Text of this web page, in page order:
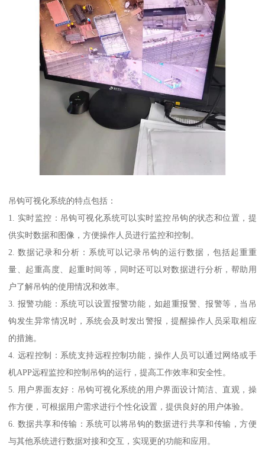
吊钩可视化系统的特点包括：
1. 实时监控：吊钩可视化系统可以实时监控吊钩的状态和位置，提
供实时数据和图像，方便操作人员进行监控和控制。
2. 数据记录和分析：系统可以记录吊钩的运行数据，包括起重重
量、起重高度、起重时间等，同时还可以对数据进行分析，帮助用
户了解吊钩的使用情况和效率。
3. 报警功能：系统可以设置报警功能，如超重报警、报警等，当吊
钩发生异常情况时，系统会及时发出警报，提醒操作人员采取相应
的措施。
4. 远程控制：系统支持远程控制功能，操作人员可以通过网络或手
机APP远程监控和控制吊钩的运行，提高工作效率和安全性。
5. 用户界面友好：吊钩可视化系统的用户界面设计简洁、直观，操
作方便，可根据用户需求进行个性化设置，提供良好的用户体验。
6. 数据共享和传输：系统可以将吊钩的数据进行共享和传输，方便
与其他系统进行数据对接和交互，实现更的功能和应用。